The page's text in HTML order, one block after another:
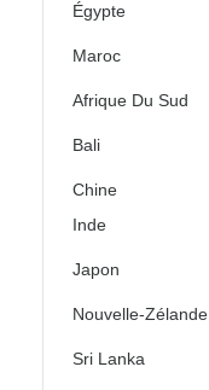
Égypte
Maroc
Afrique Du Sud
Bali
Chine
Inde
Japon
Nouvelle-Zélande
Sri Lanka